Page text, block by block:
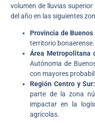
volumen de lluvias
del año en las siguientes
Provincia de Buenos
territorio bonaerense.
Área Metropolitana
Autónoma de
con mayores
Región Centro y Sur:
parte de la zona
impactar en la
agrícolas.